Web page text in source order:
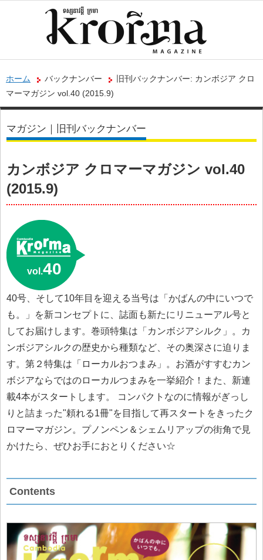
ホーム バックナンバー
旧刊バックナンバー: カンボジア クロ
マーマガジン vol.40 (2015.9)
マガジン｜旧刊バックナンバー
カンボジア クロマーマガジン vol.40
(2015.9)
vol.40
40号、そして10年目を迎える当号は「かばんの中にいつで
も。」を新コンセプトに、誌面も新たにリニューアル号と
してお届けします。巻頭特集は「カンボジアシルク」。カ
ンボジアシルクの歴史から種類など、その奥深さに迫りま
す。第２特集は「ローカルおつまみ」。お酒がすすむカン
ボジアならではのローカルつまみを一挙紹介！また、新連
載4本がスタートします。 コンパクトなのに情報がぎっし
りと詰まった"頼れる1冊"を目指して再スタートをきったク
ロマーマガジン。プノンペン＆シェムリアップの街角で見
かけたら、ぜひお手におとりください☆
Contents